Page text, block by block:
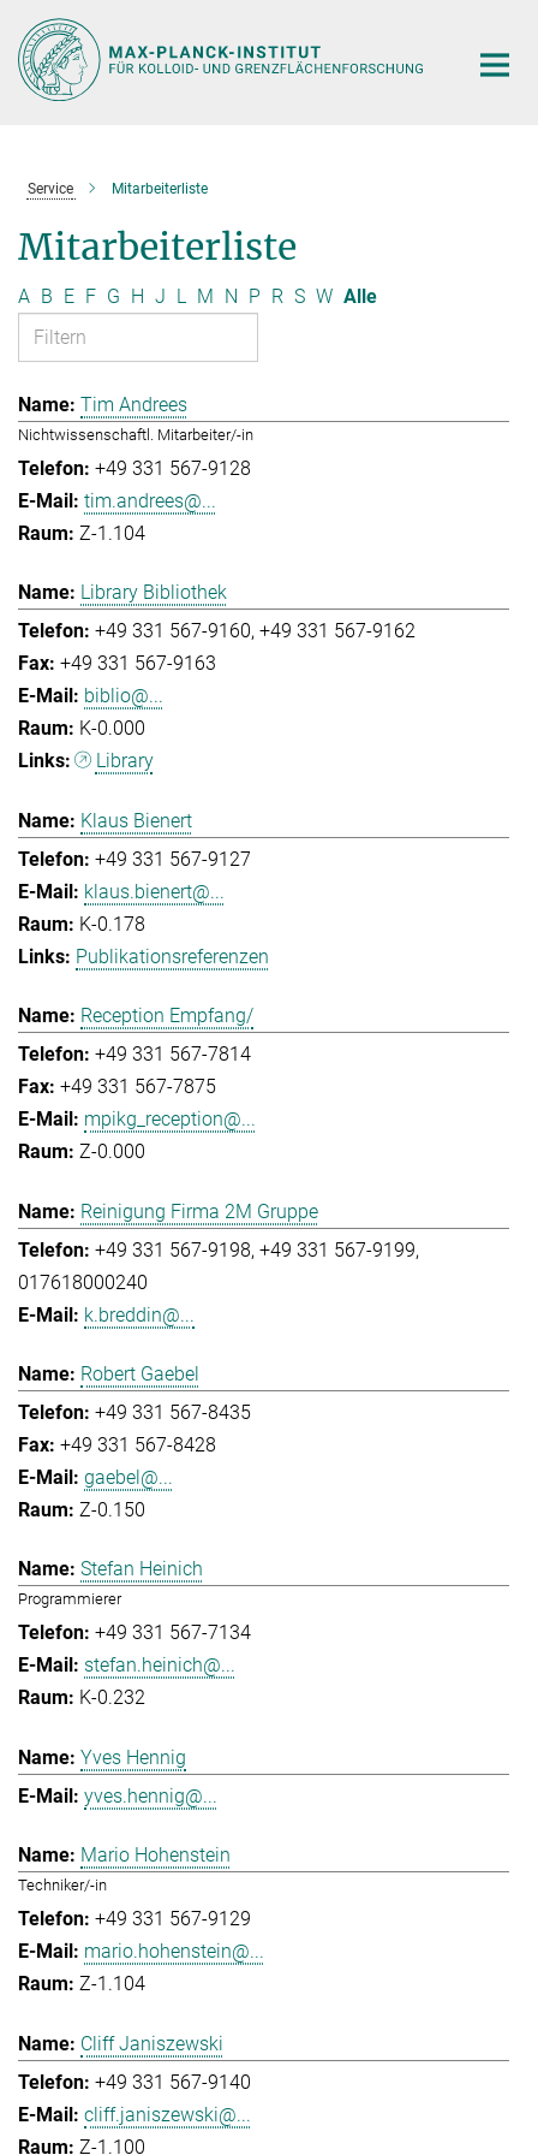
Hauptinhalt
Service Mitarbeiterliste
Mitarbeiterliste
A B E F G H J L M N P R S W Alle
Tim Andrees
Nichtwissenschaftl. Mitarbeiter/-in
+49 331 567-9128
tim.andrees@...
Z-1.104
Library Bibliothek
+49 331 567-9160 +49 331 567-9162
+49 331 567-9163
biblio@...
K-0.000
Library
Klaus Bienert
+49 331 567-9127
klaus.bienert@...
K-0.178
Publikationsreferenzen
Reception Empfang/
+49 331 567-7814
+49 331 567-7875
mpikg_reception@...
Z-0.000
Reinigung Firma 2M Gruppe
+49 331 567-9198 +49 331 567-9199
017618000240
k.breddin@...
Robert Gaebel
+49 331 567-8435
+49 331 567-8428
gaebel@...
Z-0.150
Stefan Heinich
Programmierer
+49 331 567-7134
stefan.heinich@...
K-0.232
Yves Hennig
yves.hennig@...
Mario Hohenstein
Techniker/-in
+49 331 567-9129
mario.hohenstein@...
Z-1.104
Cliff Janiszewski
+49 331 567-9140
cliff.janiszewski@...
Z-1.100